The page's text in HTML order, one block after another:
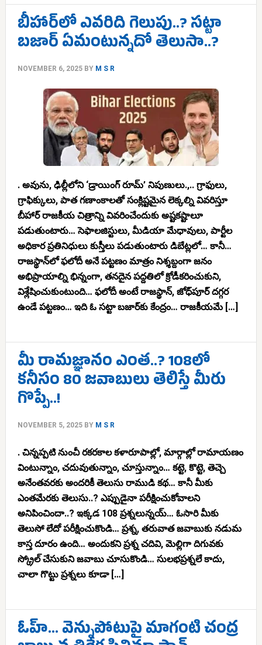
బీహార్‌లో ఎవరిది గెలుపు..? సట్టా
బజార్ ఏమంటున్నదో తెలుసా..?
NOVEMBER 6, 2025BY M S R
. అవును, ఢిల్లీలోని ‘డ్రాయింగ్ రూమ్’ నిపుణులు.,.. గ్రాఫులు,
గ్రాఫిక్కులు, పాత గణాంకాలతో సంక్లిష్టమైన లెక్కల్ని వివరిస్తూ
బీహార్ రాజకీయ చిత్రాన్ని వివరించేందుకు అష్టకష్టాలూ
పడుతుంటారు… సెఫాలజిస్టులు, మీడియా మేధావులు, పార్టీల
అధికార ప్రతినిధులు కుస్తీలు పడుతుంటారు డిబేట్లలో… కానీ…
రాజస్థాన్‌లో ఫలోదీ అనే పట్టణం మాత్రం నిశ్శబ్దంగా జనం
అభిప్రాయాల్ని భిన్నంగా, తనదైన పద్దతిలో క్రోడీకరించుకుని,
విశ్లేషించుకుంటుంది… ఫలోదీ అంటే రాజస్థాన్, జోధ్‌పూర్ దగ్గర
ఉండే పట్టణం… ఇది ఓ సట్టా బజార్‌కు కేంద్రం… రాజకీయమే […]
మీ రామజ్ఞానం ఎంత..? 108లో
కనీసం 80 జవాబులు తెలిస్తే మీరు
గొప్పే..!
NOVEMBER 5, 2025BY M S R
. చిన్నప్పటి నుంచీ రకరకాల కళారూపాల్లో, మార్గాల్లో రామాయణం
వింటున్నాం, చదువుతున్నాం, చూస్తున్నాం… కట్టె, కొట్టె, తెచ్చె
అనేంతవరకు అందరికీ తెలుసు రాముడి కథ… కానీ మీకు
ఎంతమేరకు తెలుసు..? ఎప్పుడైనా పరీక్షించుకోవాలని
అనిపించిందా..? ఇక్కడ 108 ప్రశ్నలున్నయ్… ఓసారి మీకు
తెలుసో లేదో పరీక్షించుకొండి… ప్రశ్న, తరువాత జవాబుకు నడుమ
కాస్త దూరం ఉంది… అందుకని ప్రశ్న చదివి, మెల్లిగా దిగువకు
స్క్రోల్ చేసుకుని జవాబు చూసుకొండి… సులభప్రశ్నలే కాదు,
చాలా గొట్టు ప్రశ్నలు కూడా […]
ఓహ్… వెన్నుపోటుపై మాగంటి చంద్ర